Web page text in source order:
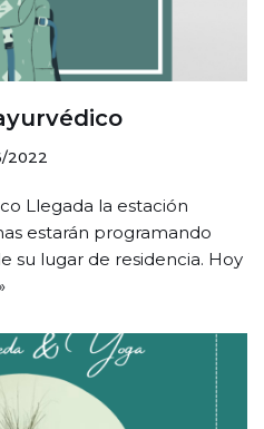
2022
Llegada la estación
estarán programando
su lugar de residencia. Hoy